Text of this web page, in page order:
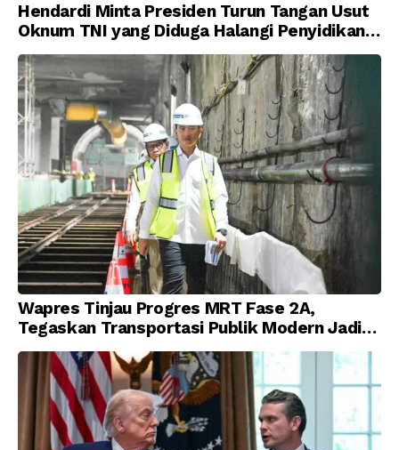
Hendardi Minta Presiden Turun Tangan Usut
Oknum TNI yang Diduga Halangi Penyidikan
Korupsi
Wapres Tinjau Progres MRT Fase 2A,
Tegaskan Transportasi Publik Modern Jadi
Prioritas Nasional